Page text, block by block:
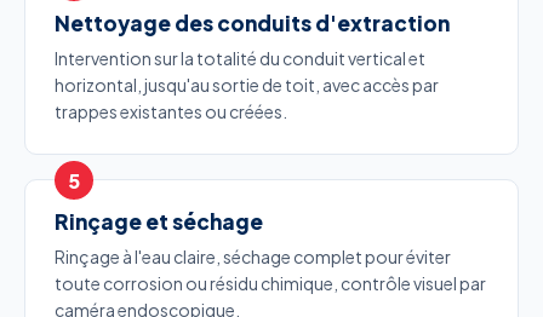
Nettoyage des conduits d'extraction
Intervention sur la totalité du conduit vertical et
horizontal, jusqu'au sortie de toit, avec accès par
trappes existantes ou créées.
Rinçage et séchage
Rinçage à l'eau claire, séchage complet pour éviter
toute corrosion ou résidu chimique, contrôle visuel par
caméra endoscopique.